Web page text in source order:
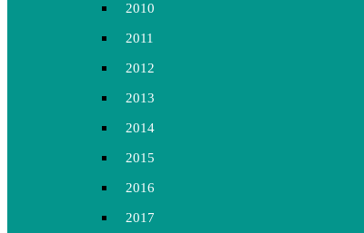
2010
2011
2012
2013
2014
2015
2016
2017